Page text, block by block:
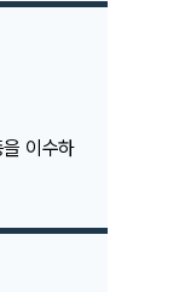
이수하